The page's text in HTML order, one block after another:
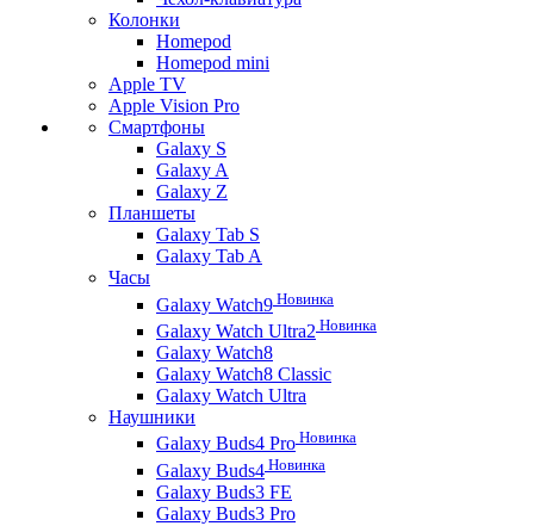
Колонки
Homepod
Homepod mini
Apple TV
Apple Vision Pro
Смартфоны
Galaxy S
Galaxy A
Galaxy Z
Планшеты
Galaxy Tab S
Galaxy Tab A
Часы
Galaxy Watch9 Новинка
Galaxy Watch Ultra2 Новинка
Galaxy Watch8
Galaxy Watch8 Classic
Galaxy Watch Ultra
Наушники
Galaxy Buds4 Pro Новинка
Galaxy Buds4 Новинка
Galaxy Buds3 FE
Galaxy Buds3 Pro